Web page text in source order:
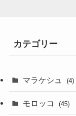
カテゴリー
マラケシュ (4)
モロッコ (45)